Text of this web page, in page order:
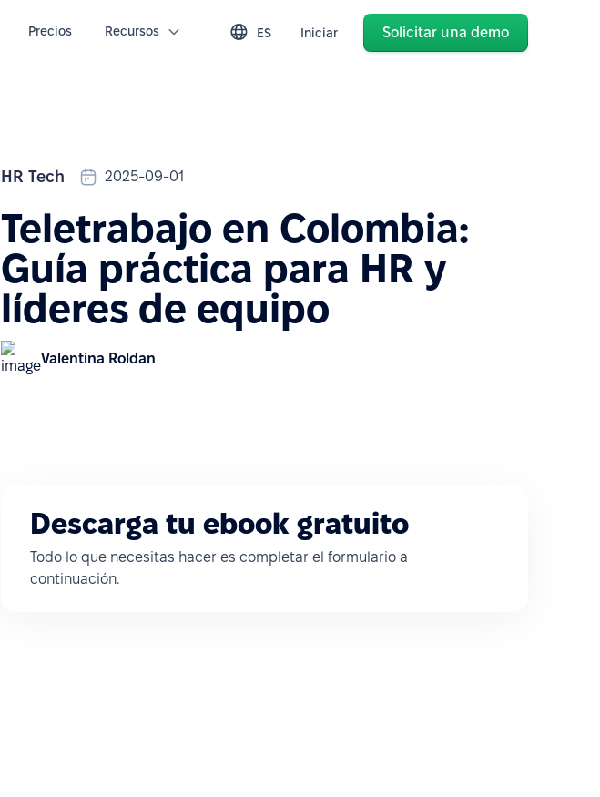
Precios Recursos ES Iniciar Solicitar una demo
HR Tech 2025-09-01
Teletrabajo en Colombia:
Guía práctica para HR y
líderes de equipo
Valentina Roldan
Descarga tu ebook gratuito
Todo lo que necesitas hacer es completar el formulario a
continuación.